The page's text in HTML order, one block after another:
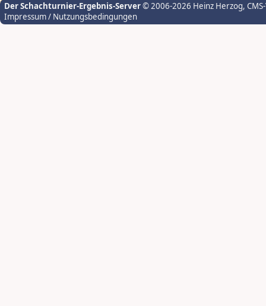
Der Schachturnier-Ergebnis-Server© 2006-2026 Heinz Herzog,
Impressum / Nutzungsbedingungen